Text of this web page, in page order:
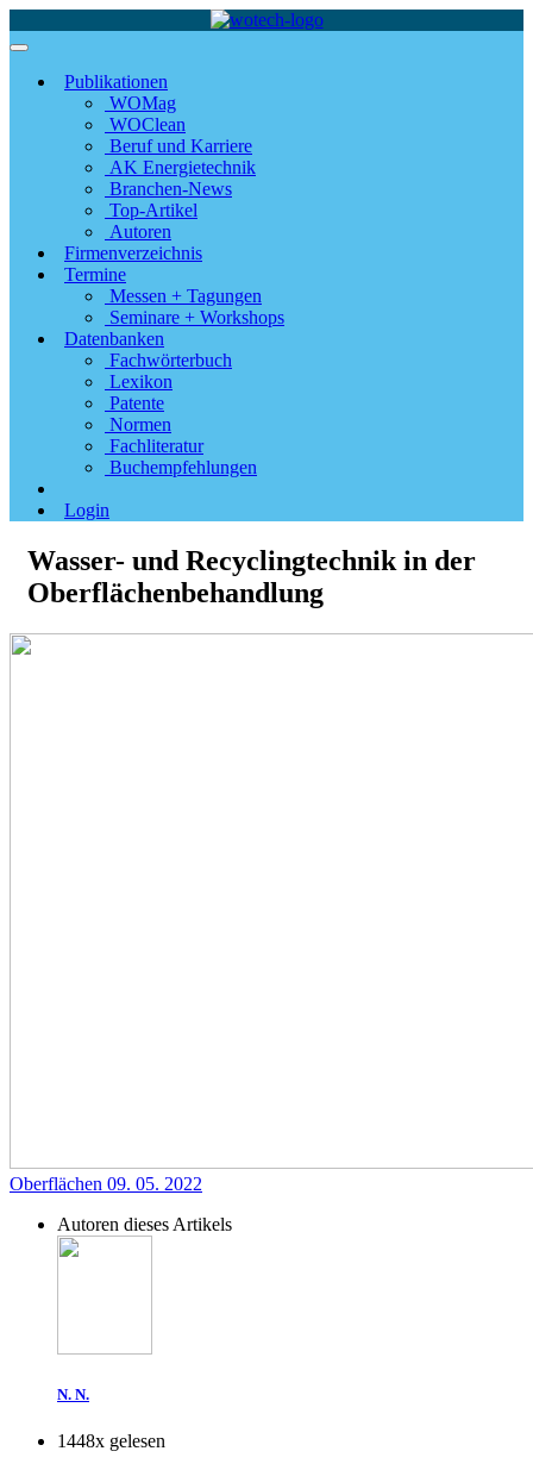
Publikationen
WOMag
WOClean
Beruf und Karriere
AK Energietechnik
Branchen-News
Top-Artikel
Autoren
Firmenverzeichnis
Termine
Messen + Tagungen
Seminare + Workshops
Datenbanken
Fachwörterbuch
Lexikon
Patente
Normen
Fachliteratur
Buchempfehlungen
Login
Wasser- und Recyclingtechnik in der
Oberflächenbehandlung
Oberflächen 09. 05. 2022
Autoren dieses Artikels
N. N.
1448x gelesen